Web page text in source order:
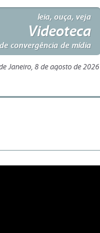
leia, ouça, veja
Videoteca
convergência de mídia
Janeiro, 8 de agosto de 2026